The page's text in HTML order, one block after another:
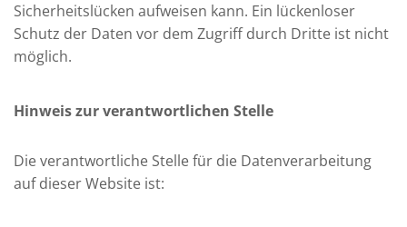
Sicherheitslücken aufweisen kann. Ein lückenloser
Schutz der Daten vor dem Zugriff durch Dritte ist nicht
möglich.
Hinweis zur verantwortlichen Stelle
Die verantwortliche Stelle für die Datenverarbeitung
auf dieser Website ist: